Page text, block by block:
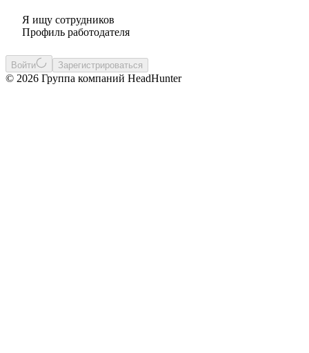
Я ищу сотрудников
Профиль работодателя
Войти Зарегистрироваться
© 2026 Группа компаний HeadHunter